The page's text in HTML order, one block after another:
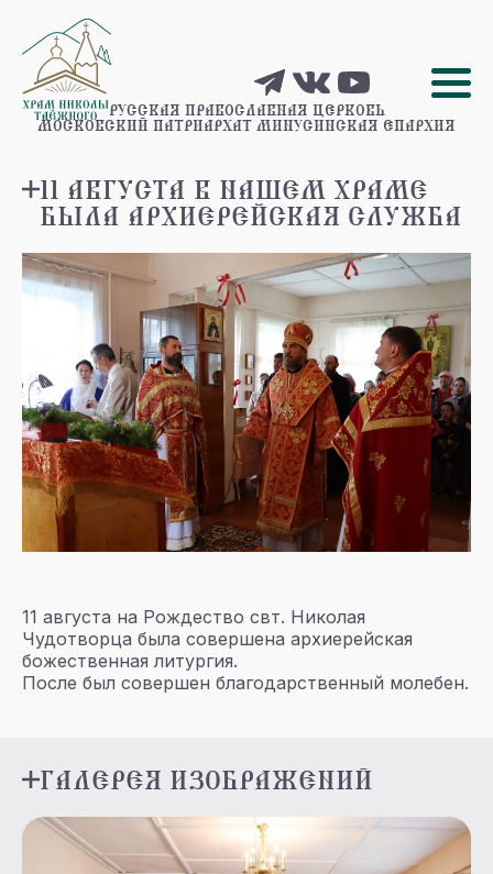
РУССКАЯ ПРАВОСЛАВНАЯ ЦЕРКОВЬ
МОСКОВСКИЙ ПАТРИАРХАТ МИНУСИНСКАЯ ЕПАРХИЯ
11 АВГУСТА В НАШЕМ ХРАМЕ
БЫЛА АРХИЕРЕЙСКАЯ СЛУЖБА
11 августа на Рождество свт. Николая
Чудотворца была совершена архиерейская
божественная литургия.
После был совершен благодарственный молебен.
ГАЛЕРЕЯ ИЗОБРАЖЕНИЙ